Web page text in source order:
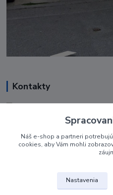
Kontakty
+421 948 050
nechtovyobchodik@gmail.com
Náš e-shop a partneri potrebujú
cookies, aby Vám mohli
Nastavenia